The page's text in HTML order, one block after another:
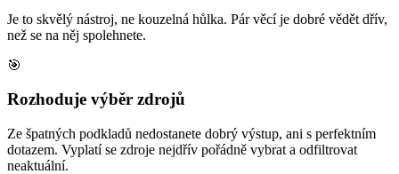
Je to skvělý nástroj, ne kouzelná hůlka. Pár věcí je dobré vědět dřív,
než se na něj spolehnete.
🎯
Rozhoduje výběr zdrojů
Ze špatných podkladů nedostanete dobrý výstup, ani s perfektním
dotazem. Vyplatí se zdroje nejdřív pořádně vybrat a odfiltrovat
neaktuální.